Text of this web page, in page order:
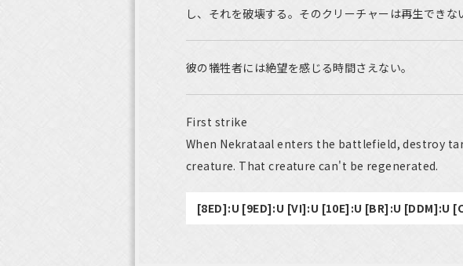
し、それを破壊する。そのクリーチャーは再生できな
彼の犠牲者には絶望を感じる時間さえない。
First strike
When Nekrataal enters the battlefield, destroy
creature. That creature can't be regenerated.
[8ED]:U [9ED]:U [VI]:U [10E]:U [BR]:U [DDM]:U